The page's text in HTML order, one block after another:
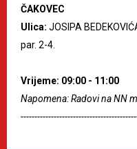
ČAKOVEC
Ulica: JOSIPA
par. 2-4.
Vrijeme: 09:00 - 11:00
Napomena: Radovi na NN